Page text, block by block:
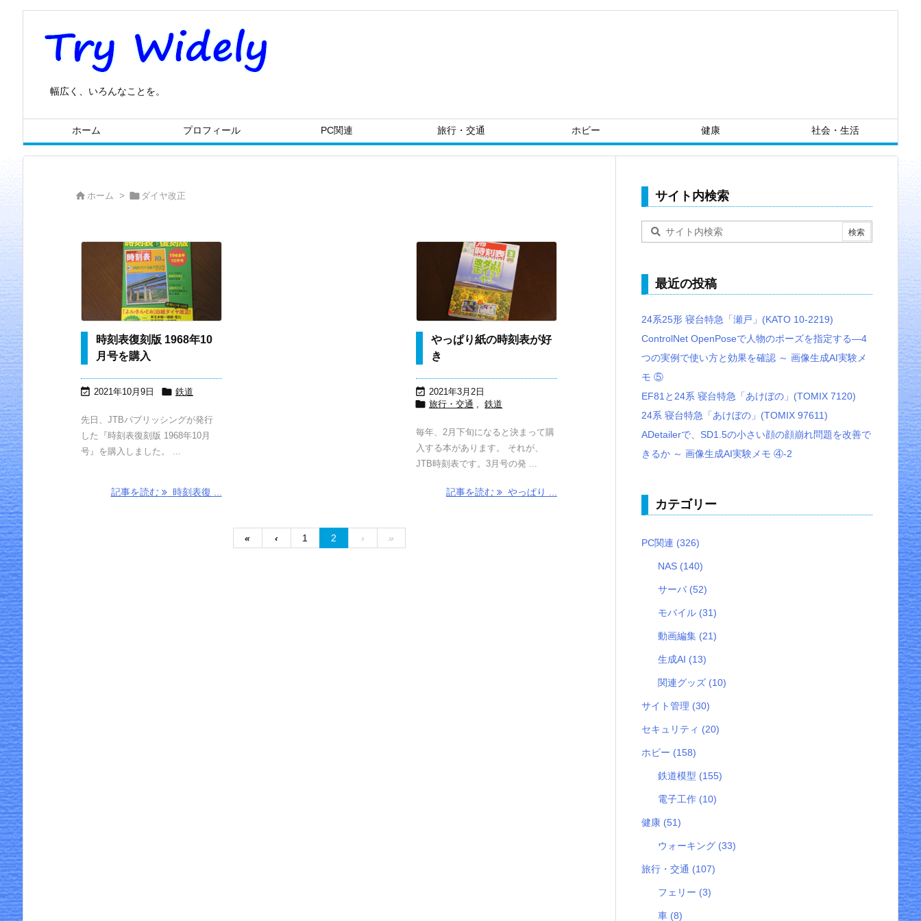
幅広く、いろんなことを。
ホーム プロフィール PC関連 旅行・交通 ホビー 健康 社会・生活
 ホーム >  ダイヤ改正
時刻表復刻版 1968年10
月号を購入
 2021年10月9日  鉄道
先日、JTBパブリッシングが発行
した『時刻表復刻版 1968年10月
号』を購入しました。 ...
記事を読む 時刻表復 ...
やっぱり紙の時刻表が好
き
 2021年3月2日
 旅行・交通 鉄道
毎年、2月下旬になると決まって購
入する本があります。 それが、
JTB時刻表です。3月号の発 ...
記事を読む やっぱり ...
« ‹ 1 2 › »
サイト内検索
最近の投稿
24系25形 寝台特急「瀬戸」(KATO 10-2219)
ControlNet OpenPoseで人物のポーズを指定する―4
つの実例で使い方と効果を確認 ～ 画像生成AI実験メ
モ ⑤
EF81と24系 寝台特急「あけぼの」(TOMIX 7120)
24系 寝台特急「あけぼの」(TOMIX 97611)
ADetailerで、SD1.5の小さい顔の顔崩れ問題を改善で
きるか ～ 画像生成AI実験メモ ④-2
カテゴリー
PC関連 (326)
NAS (140)
サーバ (52)
モバイル (31)
動画編集 (21)
生成AI (13)
関連グッズ (10)
サイト管理 (30)
セキュリティ (20)
ホビー (158)
鉄道模型 (155)
電子工作 (10)
健康 (51)
ウォーキング (33)
旅行・交通 (107)
フェリー (3)
車 (8)